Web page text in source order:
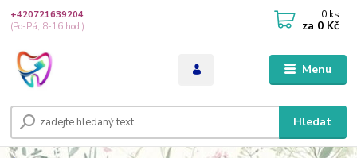
Menu
Hledat
+420721639204
(Po-Pá, 8-16 hod.)
0 ks
za 0 Kč